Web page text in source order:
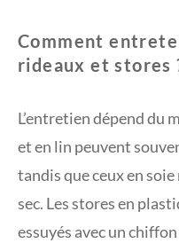
Comment
rideaux et stores
L’entretien dépend du
et en lin peuvent
tandis que ceux en
sec. Les stores en
essuyés avec un